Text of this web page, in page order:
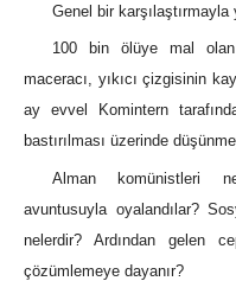
Genel bir karşılaştırmayla
100 bin ölüye mal olan
maceracı, yıkıcı çizgisinin
ay evvel Komintern
bastırılması üzerinde
Alman komünistleri
avuntusuyla oyalandılar?
nelerdir? Ardından gelen
çözümlemeye dayanır?